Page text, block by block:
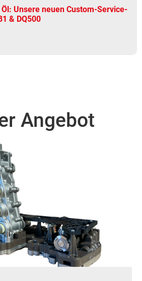
Unsere neuen Custom-Service-
& DQ500
Angebot